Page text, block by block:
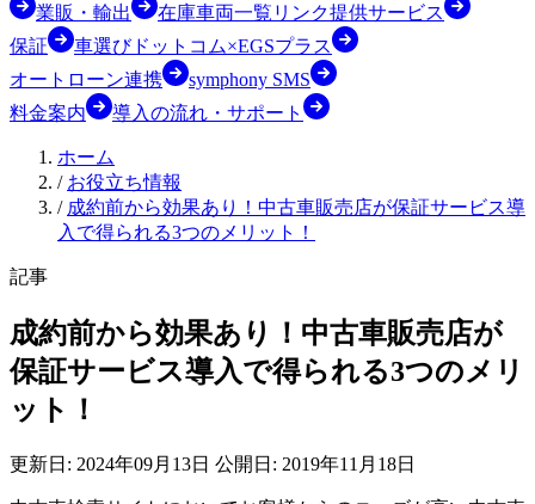
業販・輸出
在庫車両一覧リンク提供サービス
保証
車選びドットコム×EGSプラス
オートローン連携
symphony SMS
料金案内
導入の流れ・サポート
ホーム
/ お役立ち情報
/ 成約前から効果あり！中古車販売店が保証サービス導
入で得られる3つのメリット！
記事
成約前から効果あり！中古車販売店が
保証サービス導入で得られる3つのメリ
ット！
更新日: 2024年09月13日 公開日: 2019年11月18日